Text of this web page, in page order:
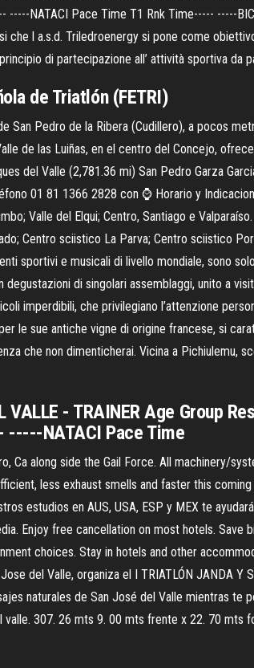
-----NATACI Pace Time T1 Rnk Time----- -----
l a.s.d. Triledroenergy si pone come
di partecipazione all’ attività sportiva da
de Triatlón (FETRI)
San Pedro de la Ribera (Cudillero), a pocos
de las Luiñas, en el centro del Concejo,
del Valle (2,781.36 mi) San Pedro Garza
01 81 1366 2828 con ⌚ Horario y
Valle del Elqui; Centro, Santiago e
Centro sciistico La Parva; Centro sciistico
sportivi e musicali di livello mondiale, sono
di singolari assemblaggi, unito a
imperdibili, che privilegiano l’attenzione
le sue antiche vigne di origine francese, si
che non dimenticherai. Vicina a Pichiulemu,
VALLE - TRAINER Age Group
-----NATACI Pace Time
along side the Gail Force. All machinery/
less exhaust smells and faster this
estudios en AUS, USA, ESP y MEX te
Enjoy free cancellation on most hotels. Save
choices. Stay in hotels and other
del Valle, organiza el I TRIATLÓN JANDA Y
naturales de San José del Valle mientras te
307. 26 mts 9. 00 mts frente x 22. 70 mts